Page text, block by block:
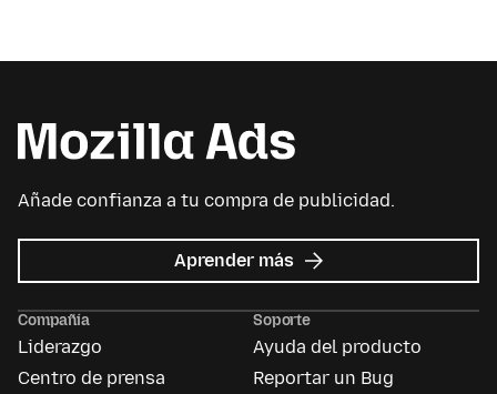
Añade confianza a tu compra de publicidad.
Aprender más acerca
de
Ads
Compañía
Liderazgo
Centro de prensa
Soporte
Ayuda del producto
Reportar un Bug